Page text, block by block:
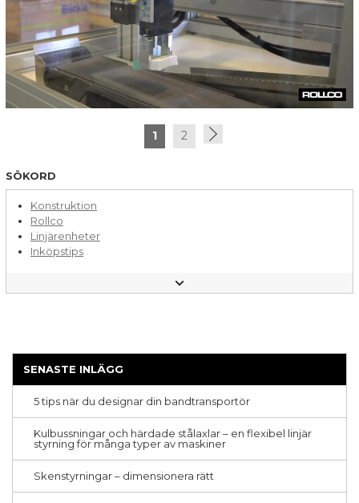
1 2
SÖKORD
Konstruktion
Rollco
Linjärenheter
Inköpstips
Lagerautomation
Kulskruvar
Montage
CNC-bearbetning
Ergonomi
Hållbarhet
Teleskopskenor
Pick & place
Formatomställningar
Parallellitetsproblem
Specialmaskiner
SENASTE INLÄGG
5 tips när du designar din bandtransportör
Kulbussningar och härdade stålaxlar – en flexibel linjär
styrning för många typer av maskiner
Skenstyrningar – dimensionera rätt